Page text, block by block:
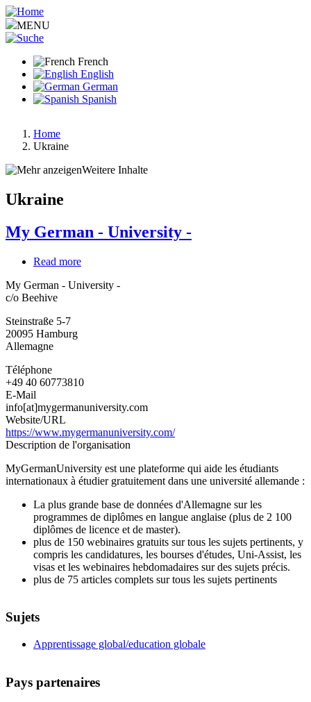
Aller
au
contenu
MENU
French
English
German
Spanish
Fil
d'Ariane
Home
Ukraine
Weitere Inhalte
Ukraine
My German - University -
Read more
German
My German - University -
c/o Beehive
Steinstraße 5-7
20095 Hamburg
Allemagne
Téléphone
+49 40 60773810
E-Mail
info[at]mygermanuniversity.com
Website/URL
https://www.mygermanuniversity.com/
Description de l'organisation
MyGermanUniversity est une plateforme qui aide les étudiants
internationaux à étudier gratuitement dans une université allemande :
La plus grande base de données d'Allemagne sur les
programmes de diplômes en langue anglaise (plus de 2 100
diplômes de licence et de master).
plus de 150 webinaires gratuits sur tous les sujets pertinents, y
compris les candidatures, les bourses d'études, Uni-Assist, les
visas et les webinaires hebdomadaires sur des sujets précis.
plus de 75 articles complets sur tous les sujets pertinents
Sujets
Apprentissage global/education globale
Pays partenaires